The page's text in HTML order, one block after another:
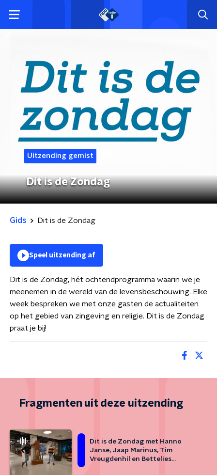
Uitzending gemist
Dit is de Zondag
Gids Dit is de Zondag
Speel uitzending af
Dit is de Zondag, hét ochtendprogramma waarin we je
meenemen in de wereld van de levensbeschouwing. Elke
week bespreken we met onze gasten de actualiteiten
op het gebied van zingeving en religie. Dit is de Zondag
praat je bij!
Fragmenten uit deze uitzending
Dit is de Zondag met Hanno
Janse, Jaap Marinus, Tim
Vreugdenhil en Bettelies